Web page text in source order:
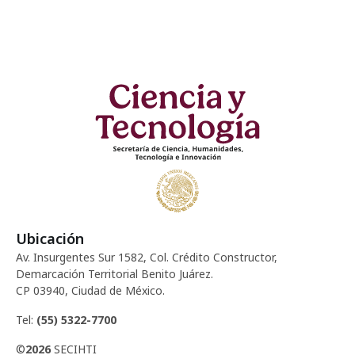
Ubicación
Av. Insurgentes Sur 1582, Col. Crédito Constructor,
Demarcación Territorial Benito Juárez.
CP 03940, Ciudad de México.
Tel: (55) 5322-7700
©2026 SECIHTI